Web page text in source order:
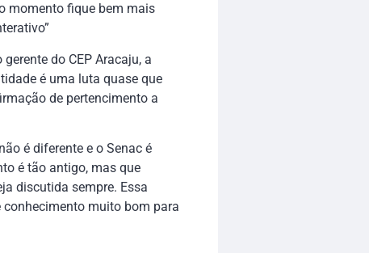
momento fique bem mais
do CEP Aracaju, a
é uma luta quase que
de pertencimento a
é diferente e o Senac é
é tão antigo, mas que
discutida sempre. Essa
conhecimento muito bom para